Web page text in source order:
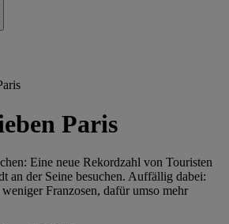
Paris
Eine neue Rekordzahl von Touristen
an der Seine besuchen. Auffällig dabei:
Franzosen, dafür umso mehr